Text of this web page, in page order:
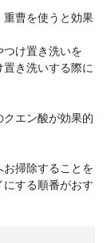
重曹を使うと効果
け置き洗いを
き洗いする際に
エン酸が効果的
掃除することを
する順番がおす